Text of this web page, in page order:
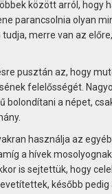
között arról, hogy
parancsolnia olyan
merre van az
pusztán az, hogy
felelősségét.
bolondítani a népet,
használja az
a hívek
is sejtettük, hogy
később